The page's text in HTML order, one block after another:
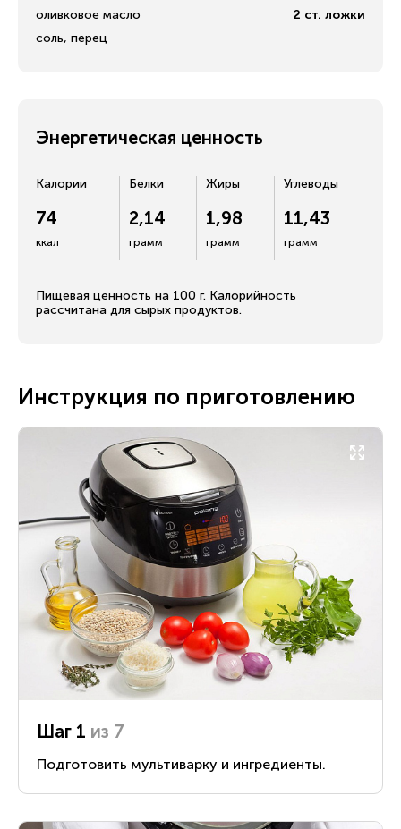
оливковое масло
2 ст. ложки
соль, перец
Энергетическая ценность
Калории Белки Жиры Углеводы
74
ккал
2,14
грамм
1,98
грамм
11,43
грамм
Пищевая ценность на 100 г. Калорийность
рассчитана для сырых продуктов.
Инструкция по приготовлению
Шаг 1 из 7
Подготовить мультиварку и ингредиенты.